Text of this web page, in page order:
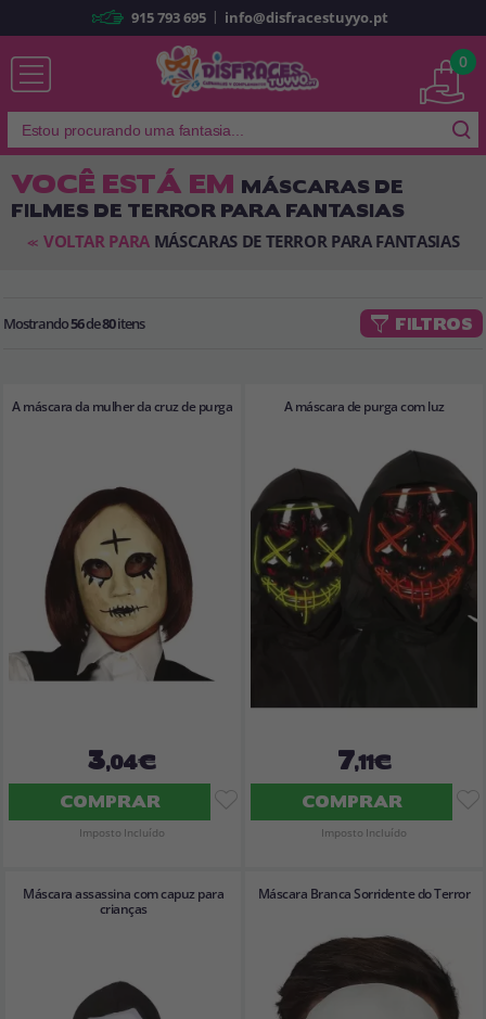
Já sou cliente
Lembrar-me Esqueceu sua senha?
disfracestuyyo.pt
, você poderá fazer suas
pedidos e consultar suas operações anteriores.
Vá em frente! Estávamos esperando por você.
CRIAR CONTA
915 793 695 | info@disfracestuyyo.pt
0
VOCÊ ESTÁ EM MÁSCARAS DE
FILMES DE TERROR PARA FANTASIAS
<< VOLTAR PARA MÁSCARAS DE TERROR PARA FANTASIAS
Mostrando56de80itens FILTROS
A máscara da mulher da cruz de purga
3,04€
COMPRAR
Imposto Incluído
A máscara de purga com luz
7,11€
COMPRAR
Imposto Incluído
Máscara assassina com capuz para
crianças
Máscara Branca Sorridente do Terror